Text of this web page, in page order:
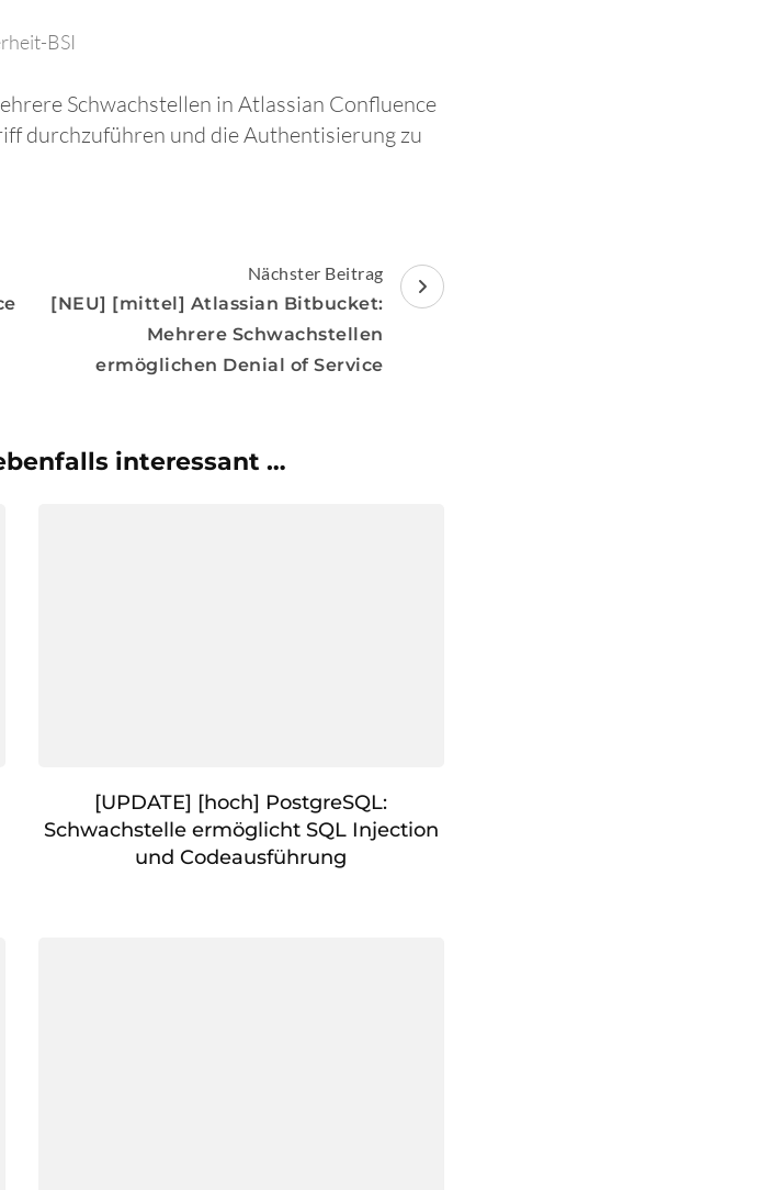
BSI
Schwachstellen in Atlassian Confluence
durchzuführen und die Authentisierung zu
Nächster Beitrag
[NEU] [mittel] Atlassian Bitbucket:
Mehrere Schwachstellen
ermöglichen Denial of Service
interessant …
[UPDATE] [hoch] PostgreSQL:
Schwachstelle ermöglicht SQL Injection
und Codeausführung